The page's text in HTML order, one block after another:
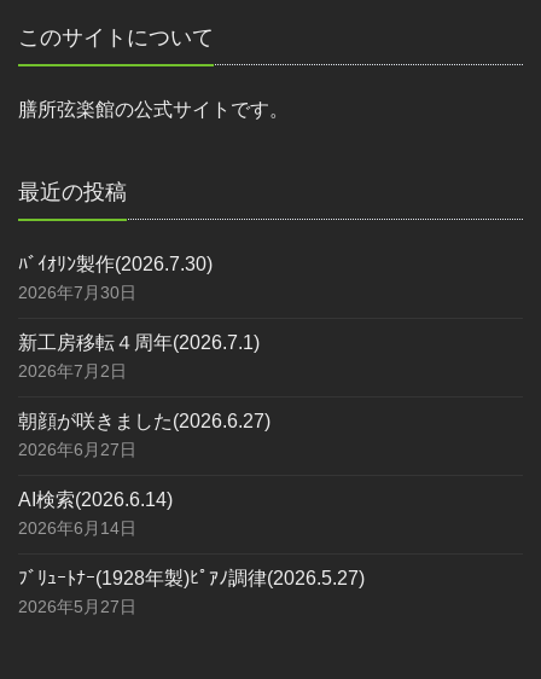
このサイトについて
膳所弦楽館の公式サイトです。
最近の投稿
ﾊﾞｲｵﾘﾝ製作(2026.7.30)
2026年7月30日
新工房移転４周年(2026.7.1)
2026年7月2日
朝顔が咲きました(2026.6.27)
2026年6月27日
AI検索(2026.6.14)
2026年6月14日
ﾌﾞﾘｭｰﾄﾅｰ(1928年製)ﾋﾟｱﾉ調律(2026.5.27)
2026年5月27日